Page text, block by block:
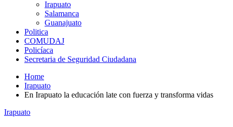
Irapuato
Salamanca
Guanajuato
Politica
COMUDAJ
Policíaca
Secretaria de Seguridad Ciudadana
Home
Irapuato
En Irapuato la educación late con fuerza y transforma vidas
Irapuato